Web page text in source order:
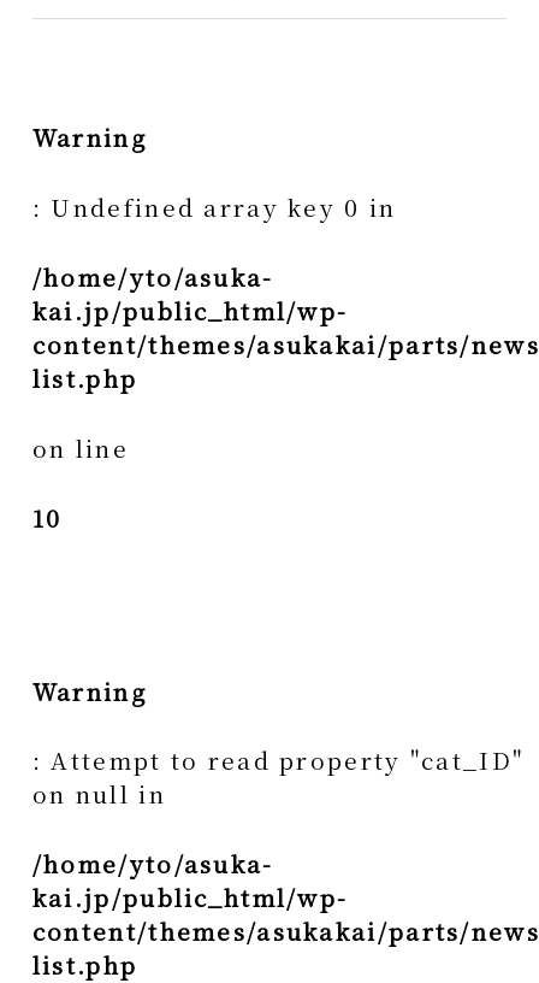
Warning
: Undefined array key 0 in
/home/yto/asuka-
kai.jp/public_html/wp-
content/themes/asukakai/parts/
list.php
on line
10
Warning
: Attempt to read property "cat_ID"
on null in
/home/yto/asuka-
kai.jp/public_html/wp-
content/themes/asukakai/parts/
list.php